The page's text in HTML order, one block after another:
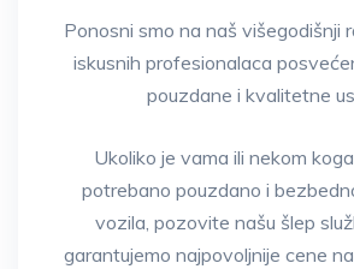
Ponosni smo na naš višegodišnji
iskusnih profesionalaca
pouzdane i kvalitetne
Ukoliko je vama ili nekom
potrebano pouzdano i
vozila, pozovite našu šlep
garantujemo najpovoljnije cene